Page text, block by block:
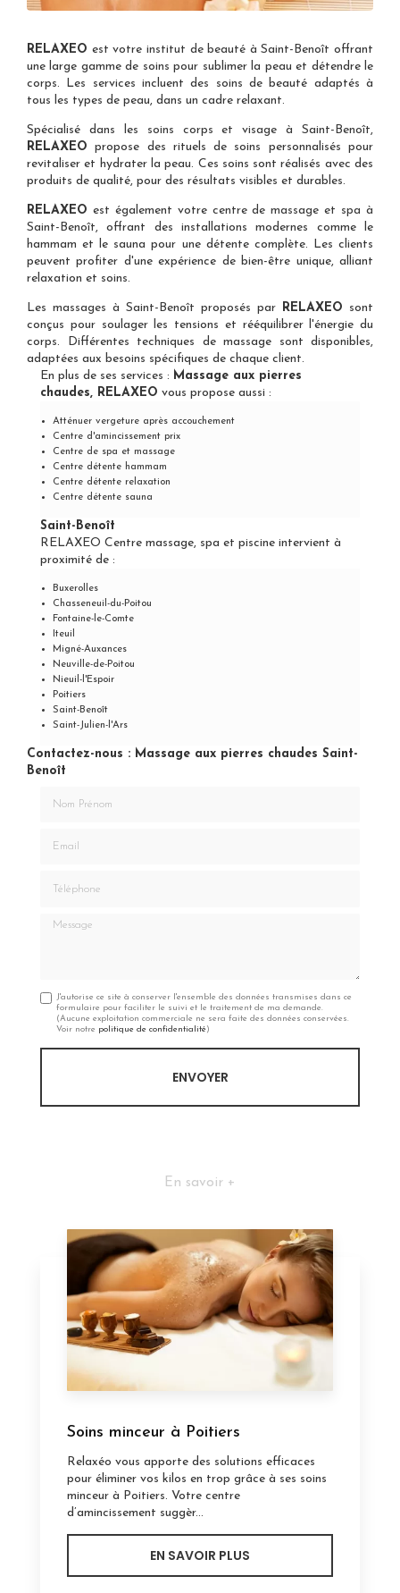
RELAXEO est votre institut de beauté à Saint-Benoît offrant
une large gamme de soins pour sublimer la peau et détendre le
corps. Les services incluent des soins de beauté adaptés à
tous les types de peau, dans un cadre relaxant.
Spécialisé dans les soins corps et visage à Saint-Benoît,
RELAXEO propose des rituels de soins personnalisés pour
revitaliser et hydrater la peau. Ces soins sont réalisés avec des
produits de qualité, pour des résultats visibles et durables.
RELAXEO est également votre centre de massage et spa à
Saint-Benoît, offrant des installations modernes comme le
hammam et le sauna pour une détente complète. Les clients
peuvent profiter d'une expérience de bien-être unique, alliant
relaxation et soins.
Les massages à Saint-Benoît proposés par RELAXEO sont
conçus pour soulager les tensions et rééquilibrer l'énergie du
corps. Différentes techniques de massage sont disponibles,
adaptées aux besoins spécifiques de chaque client.
En plus de ses services : Massage aux pierres
chaudes, RELAXEO vous propose aussi :
Atténuer vergeture après accouchement
Centre d'amincissement prix
Centre de spa et massage
Centre détente hammam
Centre détente relaxation
Centre détente sauna
Saint-Benoît
RELAXEO Centre massage, spa et piscine intervient à
proximité de :
Buxerolles
Chasseneuil-du-Poitou
Fontaine-le-Comte
Iteuil
Migné-Auxances
Neuville-de-Poitou
Nieuil-l'Espoir
Poitiers
Saint-Benoît
Saint-Julien-l'Ars
Contactez-nous : Massage aux pierres chaudes Saint-
Benoît
Message
J'autorise ce site à conserver l'ensemble des données transmises dans ce
formulaire pour faciliter le suivi et le traitement de ma demande.
(Aucune exploitation commerciale ne sera faite des données conservées.
Voir notre politique de confidentialité)
En savoir +
Soins minceur à Poitiers
Relaxéo vous apporte des solutions efficaces
pour éliminer vos kilos en trop grâce à ses soins
minceur à Poitiers. Votre centre
d’amincissement suggèr...
EN SAVOIR PLUS